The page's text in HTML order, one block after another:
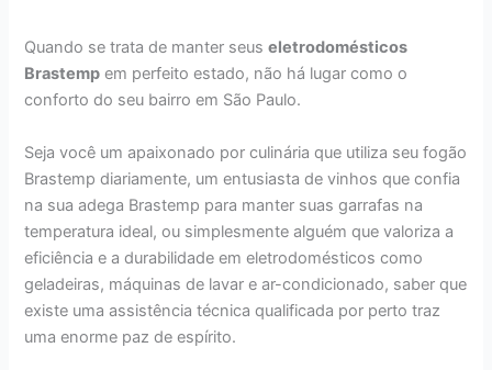
Quando se trata de manter seuseletrodomésticos
Brastemp em perfeito estado, não há lugar como o
conforto do seu bairro em São Paulo.
Seja você um apaixonado por culinária que utiliza seu fogão
Brastemp diariamente, um entusiasta de vinhos que confia
na sua adega Brastemp para manter suas garrafas na
temperatura ideal, ou simplesmente alguém que valoriza a
eficiência e a durabilidade em eletrodomésticos como
geladeiras, máquinas de lavar e ar-condicionado, saber que
existe uma assistência técnica qualificada por perto traz
uma enorme paz de espírito.